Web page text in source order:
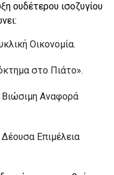
ουδέτερου ισοζυγίου
Οικονομία.
στο Πιάτο».
Βιώσιμη Αναφορά
Δέουσα Επιμέλεια